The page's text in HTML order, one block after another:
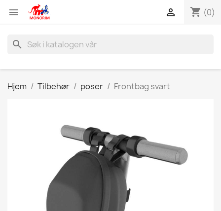
 shopping_cart (0)

search
Hjem Tilbehør poser Frontbag svart